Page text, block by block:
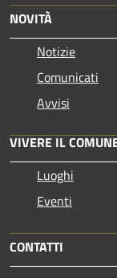
NOVITÀ
Notizie
Comunicati
Avvisi
VIVERE IL
Luoghi
Eventi
CONTATTI